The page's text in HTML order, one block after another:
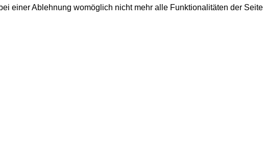
einer Ablehnung womöglich nicht mehr alle Funktionalitäten der Seite